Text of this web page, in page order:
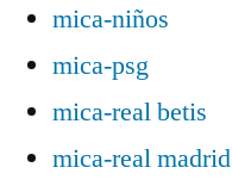
mica-niños
mica-psg
mica-real betis
mica-real madrid